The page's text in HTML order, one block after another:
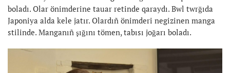
boladı. Olar önimderine tauar retinde qaraydı. Bwl twrğıda
Japoniya alda kele jatır. Olardıñ önimderi negizinen manga
stilinde. Manganıñ şığını tömen, tabısı joğarı boladı.